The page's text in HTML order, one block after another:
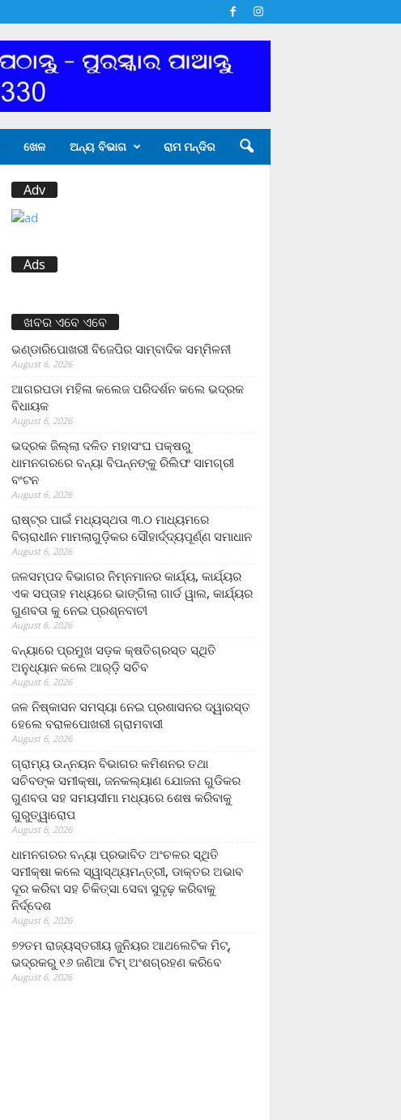
ଖେଳ ଅନ୍ୟ ବିଭାଗ ରାମ ମନ୍ଦିର
Adv
Ads
ଖବର ଏବେ ଏବେ
ଭଣ୍ଡାରିପୋଖରୀ ବିଜେପିର ସାମ୍ବାଦିକ ସମ୍ମିଳନୀ
August 6, 2026
ଆଗରପଡା ମହିଳା କଲେଜ ପରିଦର୍ଶନ କଲେ ଭଦ୍ରକ
ବିଧାୟକ
August 6, 2026
ଭଦ୍ରକ ଜିଲ୍ଲା ଦଳିତ ମହାସଂଘ ପକ୍ଷରୁ
ଧାମନଗରରେ ବନ୍ୟା ବିପନ୍ନଙ୍କୁ ରିଲିଫ ସାମଗ୍ରୀ
ବଂଟନ
August 6, 2026
ରାଷ୍ଟ୍ର ପାଇଁ ମଧ୍ୟସ୍ଥତା ୩.୦ ମାଧ୍ୟମରେ
ବିଚାରାଧୀନ ମାମଲାଗୁଡ଼ିକର ସୌହାର୍ଦ୍ଦ୍ୟପୂର୍ଣ୍ଣ ସମାଧାନ
August 6, 2026
ଜଳସମ୍ପଦ ବିଭାଗର ନିମ୍ନମାନର କାର୍ଯ୍ୟ, କାର୍ଯ୍ୟର
ଏକ ସପ୍ତାହ ମଧ୍ୟରେ ଭାଙ୍ଗିଲା ଗାର୍ଡ ୱାଲ, କାର୍ଯ୍ୟର
ଗୁଣବତା କୁ ନେଇ ପ୍ରଶ୍ନବାଚୀ
August 6, 2026
ବନ୍ୟାରେ ପ୍ରମୁଖ ସଡ଼କ କ୍ଷତିଗ୍ରସ୍ତ ସ୍ଥିତି
ଅନୁଧ୍ୟାନ କଲେ ଆର୍‌ଡ଼ି ସଚିବ
August 6, 2026
ଜଳ ନିଷ୍କାସନ ସମସ୍ୟା ନେଇ ପ୍ରଶାସନର ଦ୍ୱାରସ୍ତ
ହେଲେ ବରାଳପୋଖରୀ ଗ୍ରାମବାସୀ
August 6, 2026
ଗ୍ରାମ୍ୟ ଉନ୍ନୟନ ବିଭାଗର କମିଶନର ତଥା
ସଚିବଙ୍କ ସମୀକ୍ଷା, ଜନକଲ୍ୟାଣ ଯୋଜନା ଗୁଡିକର
ଗୁଣବତା ସହ ସମୟସୀମା ମଧ୍ୟରେ ଶେଷ କରିବାକୁ
ଗୁରୁତ୍ୱାରୋପ
August 6, 2026
ଧାମନଗରର ବନ୍ୟା ପ୍ରଭାବିତ ଅଂଚଳର ସ୍ଥିତି
ସମୀକ୍ଷା କଲେ ସ୍ୱାସ୍ଥ୍ୟମନ୍ତ୍ରୀ, ଡାକ୍ତର ଅଭାବ
ଦୂର କରିବା ସହ ଚିକିତ୍ସା ସେବା ସୁଦୃଢ଼ କରିବାକୁ
ନିର୍ଦ୍ଦେଶ
August 6, 2026
୭୨ତମ ରାଜ୍ୟସ୍ତରୀୟ ଜୁନିୟର ଆଥଲେଟିକ ମିଟ୍‌,
ଭଦ୍ରକରୁ ୧୬ ଜଣିଆ ଟିମ୍ ଅଂଶଗ୍ରହଣ କରିବେ
August 6, 2026